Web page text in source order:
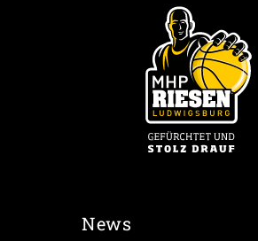
News